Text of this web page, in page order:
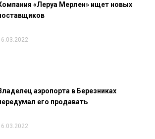
«Леруа Мерлен» ищет новых
аэропорта в Березниках
его продавать